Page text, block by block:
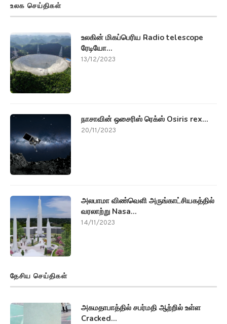
உலக செய்திகள்
உலகின் மிகப்பெரிய Radio telescope
ரேடியோ...
13/12/2023
நாசாவின் ஒசைரிஸ் ரெக்ஸ் Osiris rex...
20/11/2023
அலபாமா விண்வெளி அருங்காட்சியகத்தில்
வரலாற்று Nasa...
14/11/2023
தேசிய செய்திகள்
அகமதாபாத்தில் சபர்மதி ஆற்றில் உள்ள
Cracked...